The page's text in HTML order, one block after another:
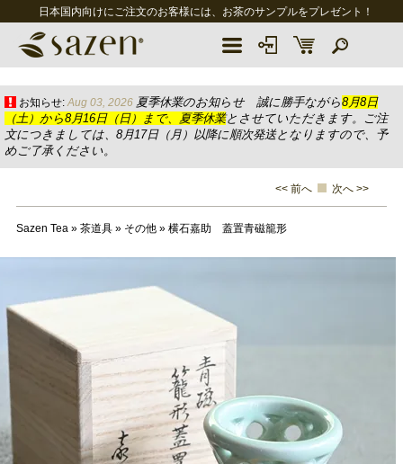
日本国内向けにご注文のお客様には、お茶のサンプルをプレゼント！
お知らせ: Aug 03, 2026 夏季休業のお知らせ 誠に勝手ながら8月8日
（土）から8月16日（日）まで、夏季休業とさせていただきます。ご注
文につきましては、8月17日（月）以降に順次発送となりますので、予
めご了承ください。
<< 前へ 次へ >>
Sazen Tea» 茶道具» その他» 横石嘉助 蓋置青磁籠形